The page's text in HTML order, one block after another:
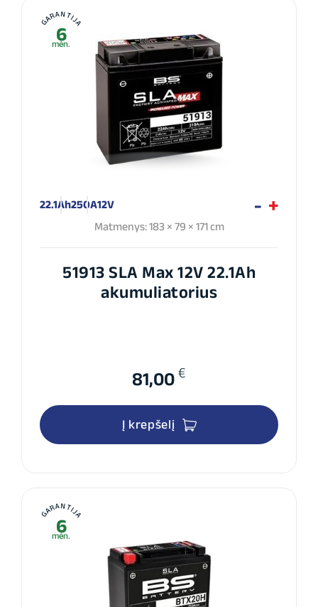
GARANTIJA
6
mėn.
22.1Ah250A12V
Matmenys: 183 × 79 × 171 cm
51913 SLA Max 12V 22.1Ah
akumuliatorius
81,00 €
Į krepšelį
GARANTIJA
6
mėn.